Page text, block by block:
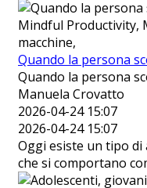
Mindful Productivity,
macchine,
Quando la persona
Quando la persona
Manuela Crovatto
2026-04-24 15:07
2026-04-24 15:07
Oggi esiste un tipo
che si comportano